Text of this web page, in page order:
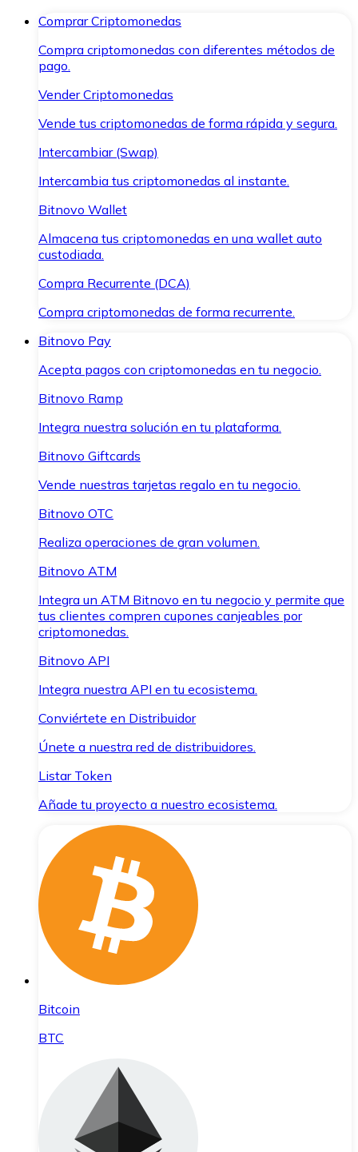
Comprar Criptomonedas
Compra criptomonedas con diferentes métodos de
pago.
Vender Criptomonedas
Vende tus criptomonedas de forma rápida y segura.
Intercambiar (Swap)
Intercambia tus criptomonedas al instante.
Bitnovo Wallet
Almacena tus criptomonedas en una wallet auto
custodiada.
Compra Recurrente (DCA)
Compra criptomonedas de forma recurrente.
Bitnovo Pay
Acepta pagos con criptomonedas en tu negocio.
Bitnovo Ramp
Integra nuestra solución en tu plataforma.
Bitnovo Giftcards
Vende nuestras tarjetas regalo en tu negocio.
Bitnovo OTC
Realiza operaciones de gran volumen.
Bitnovo ATM
Integra un ATM Bitnovo en tu negocio y permite que
tus clientes compren cupones canjeables por
criptomonedas.
Bitnovo API
Integra nuestra API en tu ecosistema.
Conviértete en Distribuidor
Únete a nuestra red de distribuidores.
Listar Token
Añade tu proyecto a nuestro ecosistema.
Bitcoin
BTC